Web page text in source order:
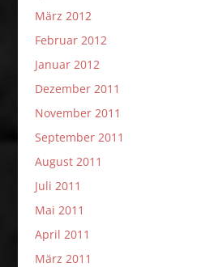
März 2012
Februar 2012
Januar 2012
Dezember 2011
November 2011
September 2011
August 2011
Juli 2011
Mai 2011
April 2011
März 2011